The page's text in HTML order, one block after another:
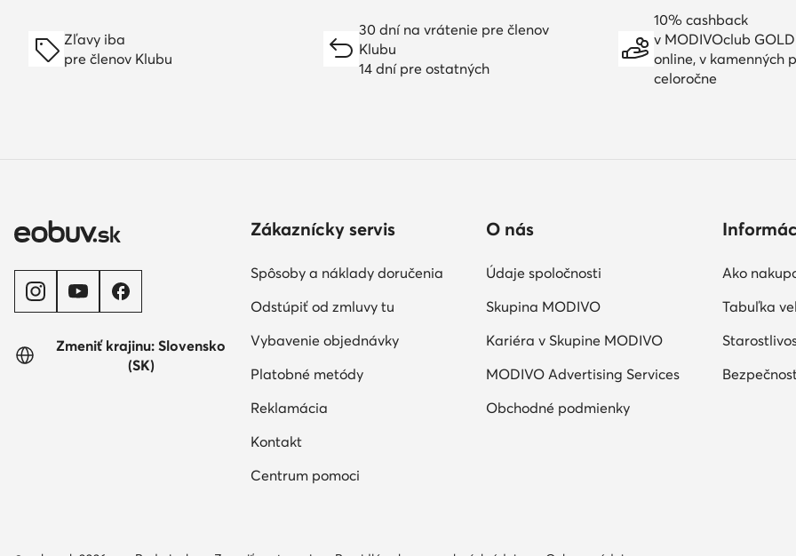
Zľavy iba
pre členov Klubu
30 dní na vrátenie pre členov
Klubu
14 dní pre ostatných
10% cashback
v MODIVOclub GOLD
online, v kamenných
celoročne
Zmeniť krajinu: Slovensko
(SK)
Zákaznícky servis
Spôsoby a náklady doručenia
Odstúpiť od zmluvy tu
Vybavenie objednávky
Platobné metódy
Reklamácia
Kontakt
Centrum pomoci
O nás
Údaje spoločnosti
Skupina MODIVO
Kariéra v Skupine MODIVO
MODIVO Advertising Services
Obchodné podmienky
Ako
Tabuľka